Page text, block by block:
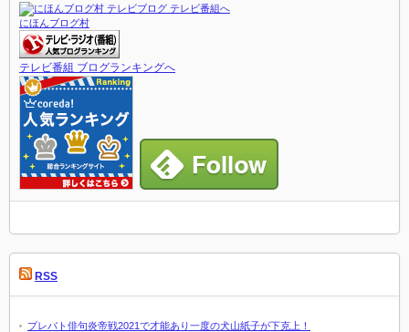
にほんブログ村
テレビ番組 ブログランキングへ
RSS
プレバト俳句炎帝戦2021で才能あり一度の犬山紙子が下克上！